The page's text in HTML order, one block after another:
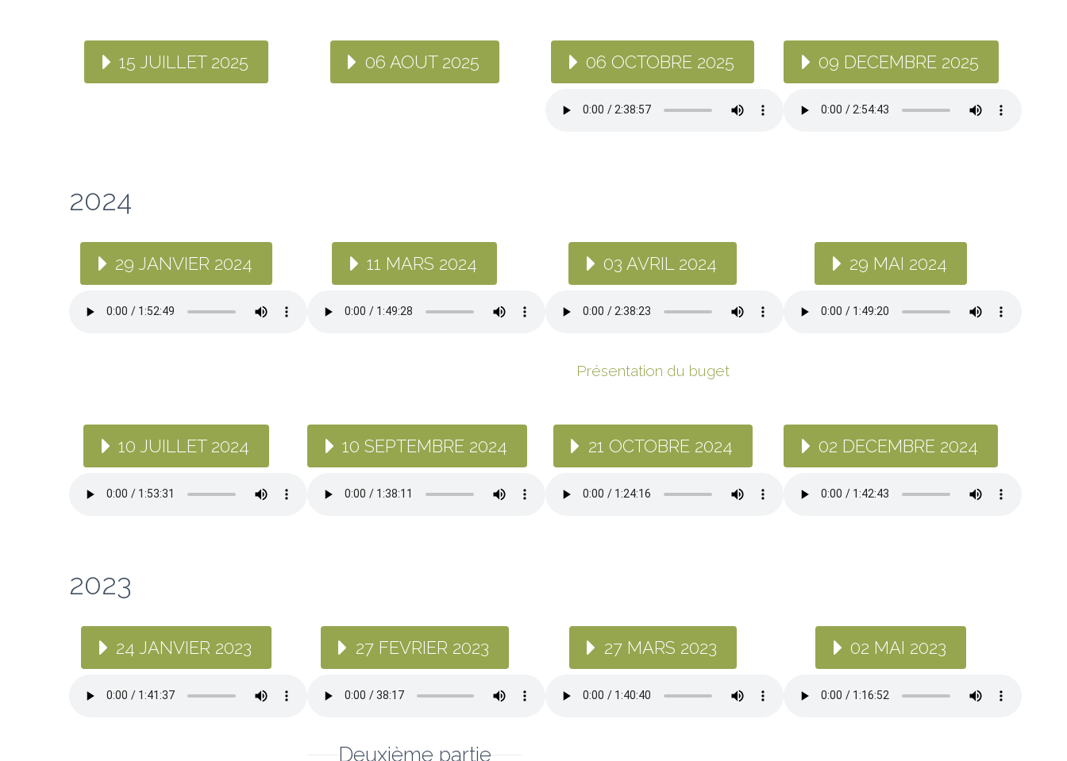
15 JUILLET 2025 06 AOUT 2025 06 OCTOBRE 2025 09 DECEMBRE 2025
2024
29 JANVIER 2024 11 MARS 2024 03 AVRIL 2024
Présentation du buget
29 MAI 2024
10 JUILLET 2024 10 SEPTEMBRE 2024 21 OCTOBRE 2024 02 DECEMBRE 2024
2023
24 JANVIER 2023 27 FEVRIER 2023
Deuxième partie
27 MARS 2023 02 MAI 2023